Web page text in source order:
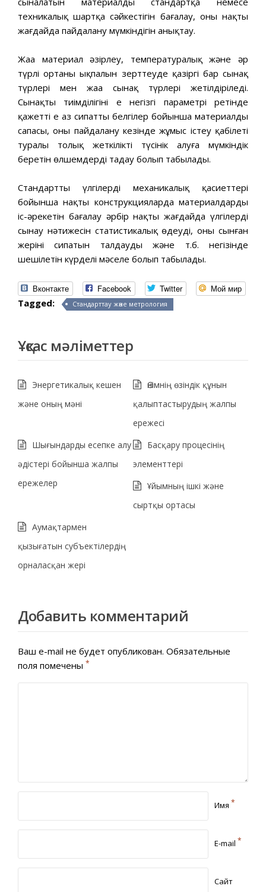
техникалық шартқа сәйкестігін бағалау, оны нақты
жағдайда пайдалану мүмкіндігін анықтау.
Жаңа материал әзірлеу, температуралық және әр
түрлі ортаның ықпалын зерттеуде қазіргі бар сынақ
түрлері мен жаңа сынақ түрлері жетілдіріледі.
Сынақтың тиімділігінің ең негізгі параметрі ретінде
қажетті ең аз сипатты белгілер бойынша материалдың
сапасы, оның пайдалану кезінде жұмыс істеу қабілеті
туралы толық жеткілікті түсінік алуға мүмкіндік
беретін өлшемдерді таңдау болып табылады.
Стандартты үлгілердің механикалық қасиеттері
бойынша нақты конструкцияларда материалдардың
іс-әрекетін бағалау әрбір нақты жағдайда үлгілерді
сынау нәтижесін статистикалық өңдеудің, оның сынған
жерінің сипатын талдаудың және т.б. негізінде
шешілетін күрделі мәселе болып табылады.
Вконтакте Facebook Twitter Мой мир
Tagged: Стандарттау және метрология
Ұқсас мәліметтер
Энергетикалық кешен
және оның мәні
Өнімнің өзіндік құнын
қалыптастырудың жалпы
ережесі
Шығындарды есепке алу
әдістері бойынша жалпы
ережелер
Басқару процесінің
элементтері
Ұйымның ішкі және
сыртқы ортасы
Аумақтармен
қызығатын субъектілердің
орналасқан жері
Добавить комментарий
Ваш e-mail не будет опубликован. Обязательные
поля помечены *
Имя *
E-mail *
Сайт